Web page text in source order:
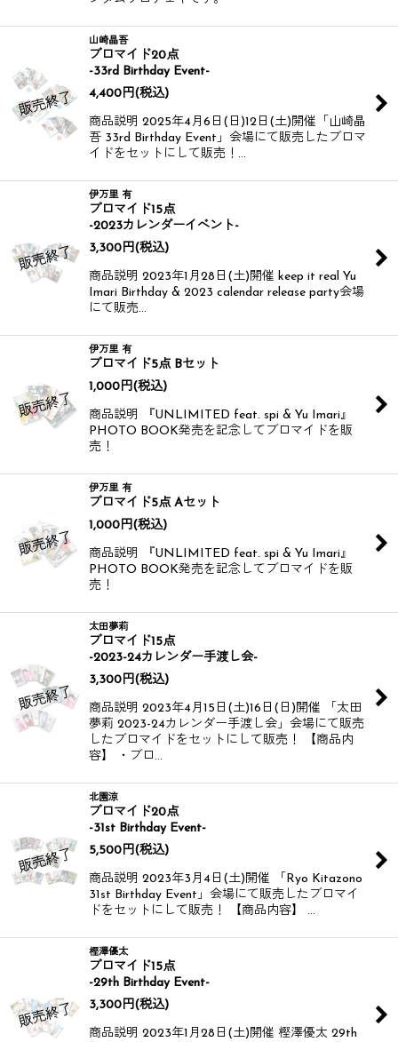
山崎晶吾
ブロマイド20点
-33rd Birthday Event-
4,400 円(税込)
商品説明 2025年4月6日(日)12日(土)開催​​ 「山崎晶
吾 33rd Birthday Event」会場にて販売したブロマ
イドをセットにして販売！​​​​​​ ​​​…
伊万里 有
ブロマイド15点
-2023カレンダーイベント-
3,300 円(税込)
商品説明 2023年1月28日(土)開催 keep it real Yu
Imari Birthday & 2023 calendar release party会場
にて販売…
伊万里 有
ブロマイド5点 Bセット
1,000 円(税込)
商品説明 『UNLIMITED feat. spi & Yu Imari』
PHOTO BOOK発売を記念してブロマイドを販
売！
伊万里 有
ブロマイド5点 Aセット
1,000 円(税込)
商品説明 『UNLIMITED feat. spi & Yu Imari』
PHOTO BOOK発売を記念してブロマイドを販
売！
太田夢莉
ブロマイド15点
-2023-24カレンダー手渡し会-
3,300 円(税込)
商品説明 2023年4月15日(土)16日(日)開催 「太田
夢莉 2023-24カレンダー手渡し会」会場にて販売
したブロマイドをセットにして販売！ 【商品内
容】 ・ブロ…
北園涼
ブロマイド20点
-31st Birthday Event-
5,500 円(税込)
商品説明 2023年3月4日(土)開催 「Ryo Kitazono
31st Birthday Event」会場にて販売したブロマイ
ドをセットにして販売！ 【商品内容】 …
樫澤優太
ブロマイド15点
-29th Birthday Event-
3,300 円(税込)
商品説明 2023年1月28日(土)開催 樫澤優太 29th